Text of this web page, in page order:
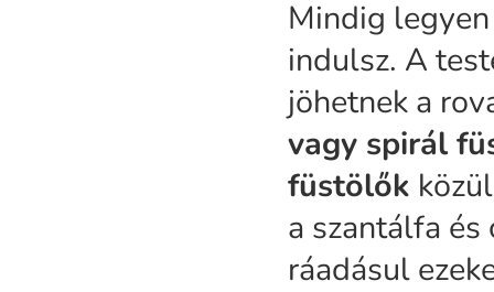
Mindig
indulsz. A
jöhetnek a
vagy spirál
füstölők
a szantálfa
ráadásul